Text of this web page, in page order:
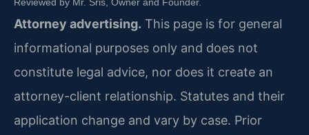
Attorney advertising. This page is for general
informational purposes only and does not
constitute legal advice, nor does it create an
attorney-client relationship. Statutes and their
application change and vary by case. Prior